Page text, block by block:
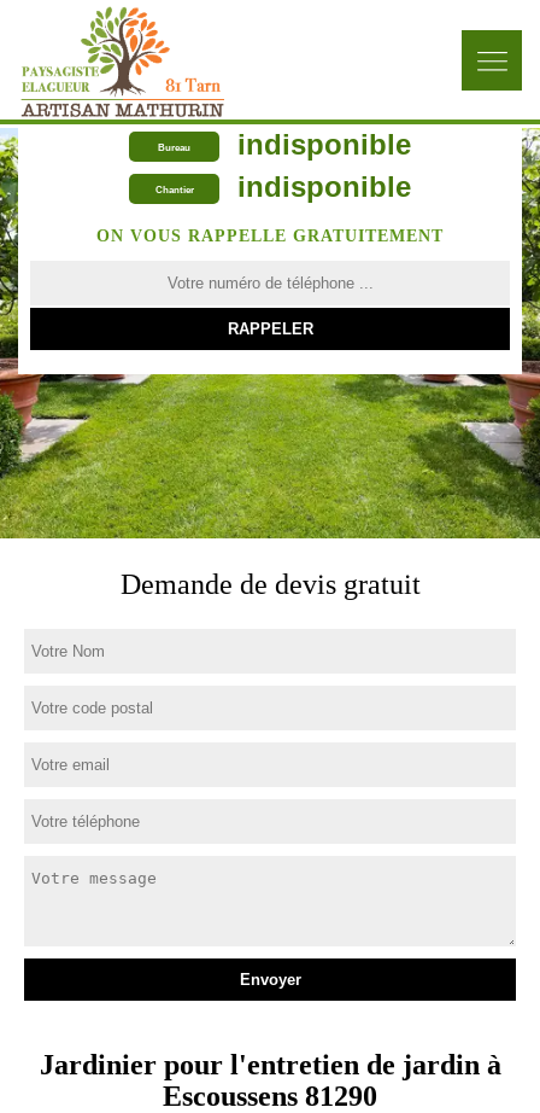
Bureau indisponible
Chantier indisponible
ON VOUS RAPPELLE GRATUITEMENT
Demande de devis gratuit
Jardinier pour l'entretien de jardin à
Escoussens 81290